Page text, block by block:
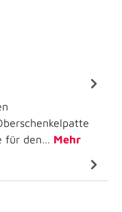
für den… Mehr